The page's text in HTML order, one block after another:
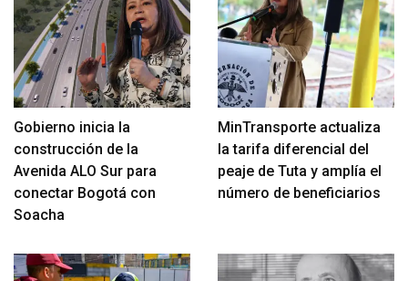
Gobierno inicia la
construcción de la
Avenida ALO Sur para
conectar Bogotá con
Soacha
MinTransporte actualiza
la tarifa diferencial del
peaje de Tuta y amplía el
número de beneficiarios